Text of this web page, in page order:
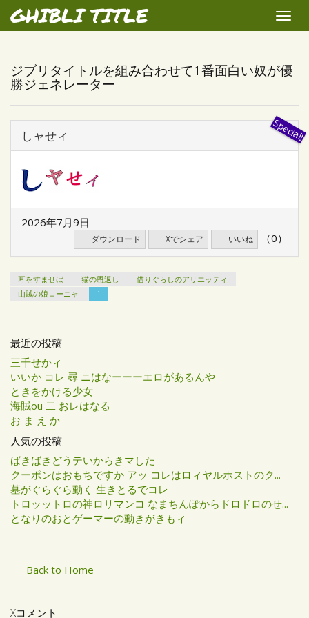
GHIBLI TITLE
Toggle
ジブリタイトルを組み合わせて1番面白い奴が優
勝ジェネレーター
しャせィ
2026年7月9日
ダウンロード Xでシェア いいね （0）
耳をすませば 猫の恩返し
借りぐらしのアリエッティ
山賊の娘ローニャ
1
最近の投稿
三千せかィ
いいか コレ 尋 ニはなーーーエロがあるんや
ときをかける少女
海賊ou 二 おレはなる
お ま え か
人気の投稿
ばきばきどうテいからきマした
クーポンはおもちですか アッ コレはロィヤルホストのク...
墓がぐらぐら動く 生きとるでコレ
トロッットロの神ロリマンコ なまちんぽからドロドロのせ...
となりのおとゲーマーの動きがきもィ
Back to Home
Xコメント